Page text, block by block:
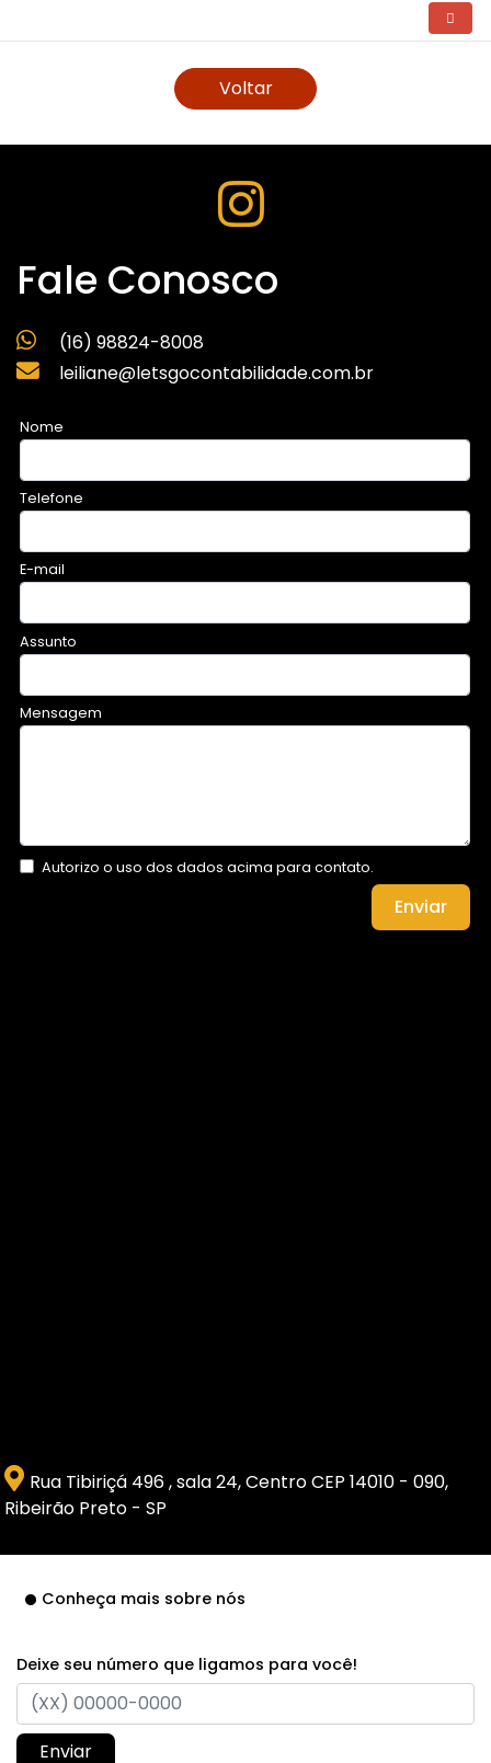
Voltar
Fale Conosco
(16) 98824-8008
leiliane@letsgocontabilidade.com.br
Nome
Telefone
E-mail
Assunto
Mensagem
Autorizo o uso dos dados acima para contato.
Enviar
Rua Tibiriçá 496 , sala 24, Centro CEP 14010 - 090,
Ribeirão Preto - SP
Conheça mais sobre nós
Deixe seu número que ligamos para você!
Enviar